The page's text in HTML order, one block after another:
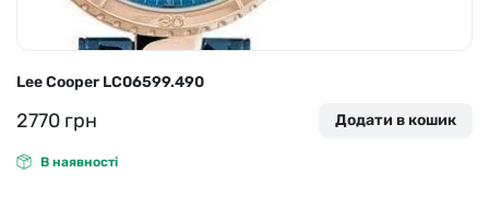
Lee Cooper LC06599.490
2770 грн Додати в кошик
В наявності